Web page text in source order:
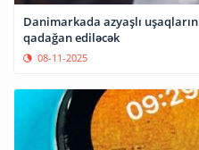
Danimarkada azyaşlı
qadağan ediləcək
08-11-2025